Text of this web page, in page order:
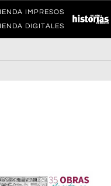
IMPRESOS
DIGITALES